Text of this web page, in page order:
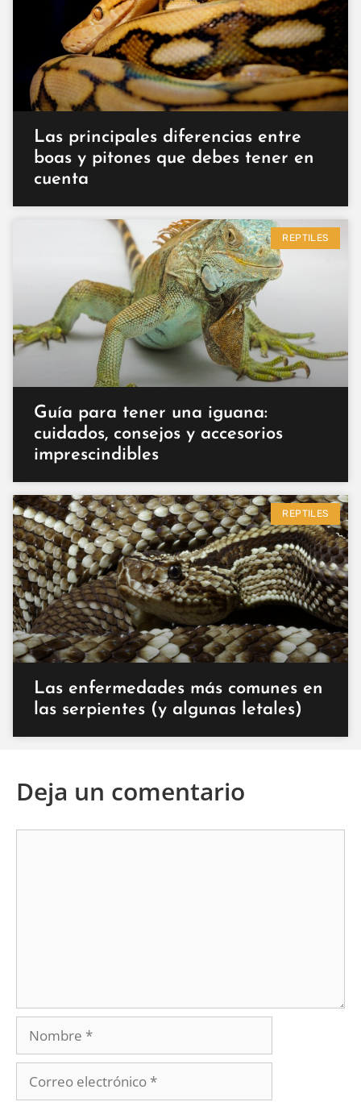
Las principales diferencias entre
boas y pitones que debes tener en
cuenta
REPTILES
Guía para tener una iguana:
cuidados, consejos y accesorios
imprescindibles
REPTILES
Las enfermedades más comunes en
las serpientes (y algunas letales)
Deja un comentario